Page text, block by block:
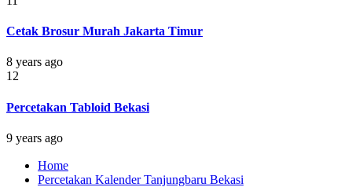
Cetak Brosur Murah Jakarta Timur
8 years ago
12
Percetakan Tabloid Bekasi
9 years ago
Home
Percetakan Kalender Tanjungbaru Bekasi